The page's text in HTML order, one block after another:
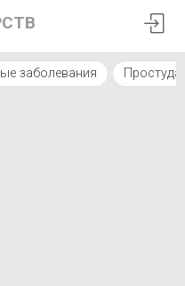
заболевания Простуда